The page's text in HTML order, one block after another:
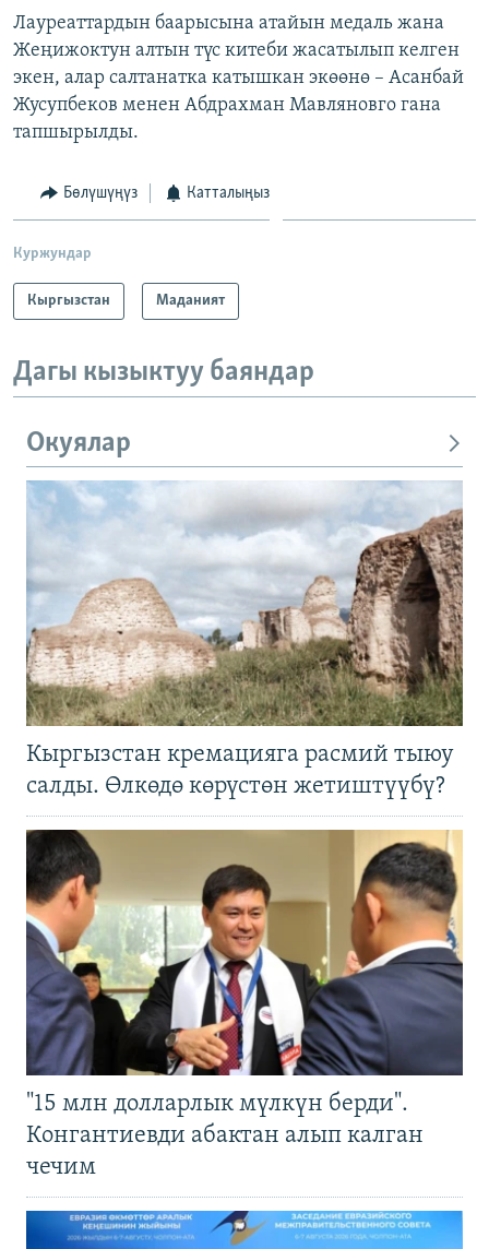
Лауреаттардын баарысына атайын медаль жана
Жеңижоктун алтын түс китеби жасатылып келген
экен, алар салтанатка катышкан экөөнө – Асанбай
Жусупбеков менен Абдрахман Мавляновго гана
тапшырылды.
Бөлүшүңүз Катталыңыз
Куржундар
Кыргызстан Маданият
Дагы кызыктуу баяндар
Окуялар
Кыргызстан кремацияга расмий тыюу
салды. Өлкөдө көрүстөн жетиштүүбү?
"15 млн долларлык мүлкүн берди".
Конгантиевди абактан алып калган
чечим